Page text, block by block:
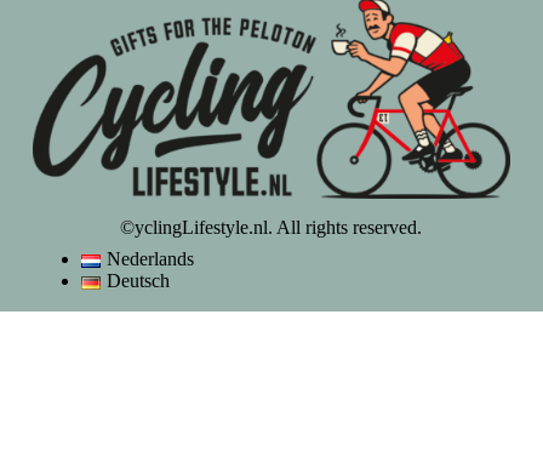
©yclingLifestyle.nl. All rights reserved.
Nederlands
Deutsch